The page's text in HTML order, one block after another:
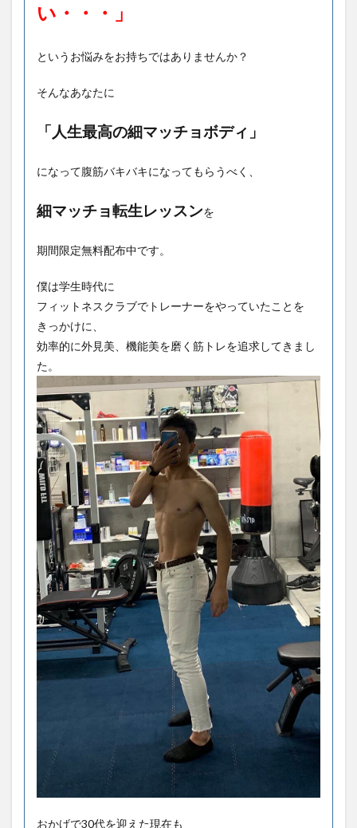
い・・・」
というお悩みをお持ちではありませんか？
そんなあなたに
「人生最高の細マッチョボディ」
になって腹筋バキバキになってもらうべく、
細マッチョ転生レッスンを
期間限定無料配布中です。
僕は学生時代に
フィットネスクラブでトレーナーをやっていたことを
きっかけに、
効率的に外見美、機能美を磨く筋トレを追求してきまし
た。
おかげで30代を迎えた現在も